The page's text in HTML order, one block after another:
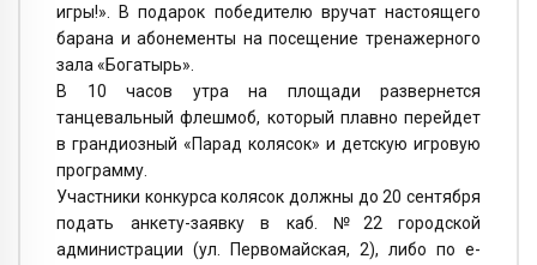
игры!». В подарок победителю вручат настоящего
барана и абонементы на посещение тренажерного
зала «Богатырь».
В 10 часов утра на площади развернется
танцевальный флешмоб, который плавно перейдет
в грандиозный «Парад колясок» и детскую игровую
программу.
Участники конкурса колясок должны до 20 сентября
подать анкету-заявку в каб. №22 городской
администрации (ул. Первомайская, 2), либо по e-